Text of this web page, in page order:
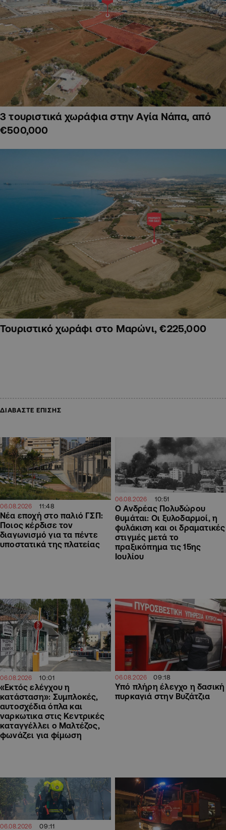
3 τουριστικά χωράφια στην Αγία Νάπα, από
€500,000
Τουριστικό χωράφι στο Μαρώνι, €225,000
ΔΙΑΒΑΣΤΕ ΕΠΙΣΗΣ
06.08.2026 11:48
Νέα εποχή στο παλιό ΓΣΠ:
Ποιος κέρδισε τον
διαγωνισμό για τα πέντε
υποστατικά της πλατείας
06.08.2026 10:51
Ο Ανδρέας Πολυδώρου
θυμάται: Οι ξυλοδαρμοί, η
φυλάκιση και οι δραματικές
στιγμές μετά το
πραξικόπημα τις 15ης
Ιουλίου
06.08.2026 10:01
«Εκτός ελέγχου η
κατάσταση»: Συμπλοκές,
αυτοσχέδια όπλα και
ναρκωτικα στις Κεντρικές
καταγγέλλει ο Μαλτέζος,
φωνάζει για φίμωση
06.08.2026 09:18
Υπό πλήρη έλεγχο η δασική
πυρκαγιά στην Βυζάτζια
06.08.2026 09:11